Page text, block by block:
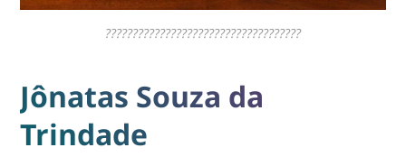
????????????????????????????????????
Jônatas Souza da
Trindade